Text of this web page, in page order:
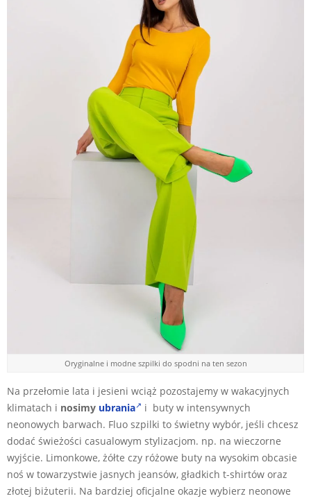
Oryginalne i modne szpilki do spodni na ten sezon
Na przełomie lata i jesieni wciąż pozostajemy w wakacyjnych
klimatach i nosimy ubrania
i buty w intensywnych
neonowych barwach. Fluo szpilki to świetny wybór, jeśli chcesz
dodać świeżości casualowym stylizacjom. np. na wieczorne
wyjście. Limonkowe, żółte czy różowe buty na wysokim obcasie
noś w towarzystwie jasnych jeansów, gładkich t-shirtów oraz
złotej biżuterii. Na bardziej oficjalne okazje wybierz neonowe